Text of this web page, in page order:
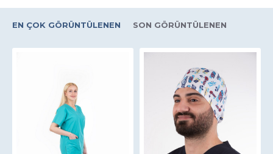
EN ÇOK GÖRÜNTÜLENEN SON GÖRÜNTÜLENEN